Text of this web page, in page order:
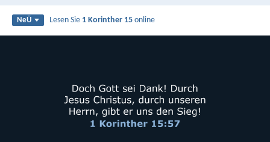
NeÜ Lesen Sie 1 Korinther 15 online